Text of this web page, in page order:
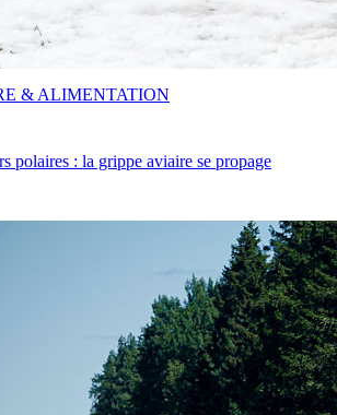
polaires : la grippe aviaire se propage
& ALIMENTATION